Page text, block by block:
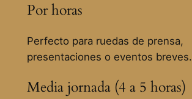
Por horas
Perfecto para ruedas de prensa,
presentaciones o eventos breves.
Media jornada (4 a 5 horas)